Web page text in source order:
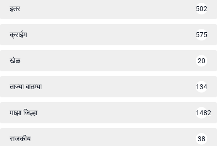
इतर 502
क्राईम 575
खेळ 20
ताज्या बातम्या 134
माझा जिल्हा 1482
राजकीय 38